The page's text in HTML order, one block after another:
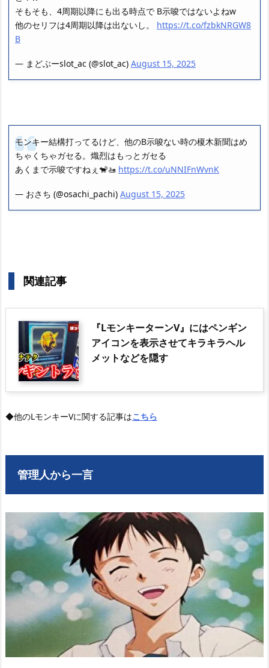
そもそも、4周期以降にも出る時点で B示唆ではないよねw
他のセリフは4周期以降は出ないし。 https://t.co/fzbkNRGW8
B
— まどぶーslot_ac (@slot_ac) August 15, 2025
モンキー結構打ってるけど、他のB示唆ない時の榎木新聞はめ
ちゃくちゃガセる。熾烈はもっとガセる
あくまで示唆ですねぇ🐒🚤 https://t.co/uNNIFnWvnK
— おさち (@osachi_pachi) August 15, 2025
関連記事
『LモンキーターンV』にはペンギン
アイコンを表示させてキラキラヘル
メットなどを隠す
◆他のLモンキーVに関する記事はこちら
管理人から一言